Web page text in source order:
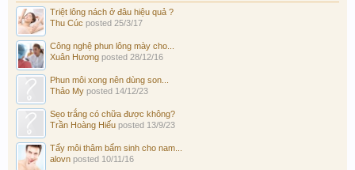
Triệt lông nách ở đâu hiệu quả ?
Thu Cúc posted 25/3/17
Công nghệ phun lông mày cho...
Xuân Hương posted 28/12/16
Phun môi xong nên dùng son...
Thảo My posted 14/12/23
Sẹo trắng có chữa được không?
Trần Hoàng Hiếu posted 13/9/23
Tẩy môi thâm bẩm sinh cho nam...
alovn posted 10/11/16